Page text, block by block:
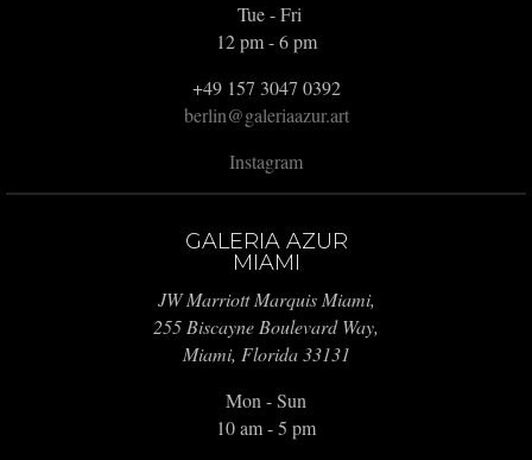
Tue - Fri
12 pm - 6 pm
+49 157 3047 0392
berlin@galeriaazur.art
Instagram
GALERIA AZUR
MIAMI
JW Marriott Marquis Miami,
255 Biscayne Boulevard Way,
Miami, Florida 33131
Mon - Sun
10 am - 5 pm